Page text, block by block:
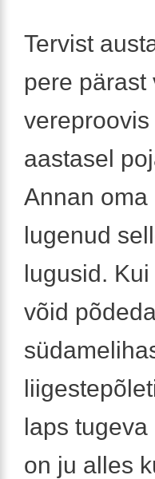
Tervist
pere pärast
aastasel
Annan
lugenud
lugusid.
võid
laps
on ju alles